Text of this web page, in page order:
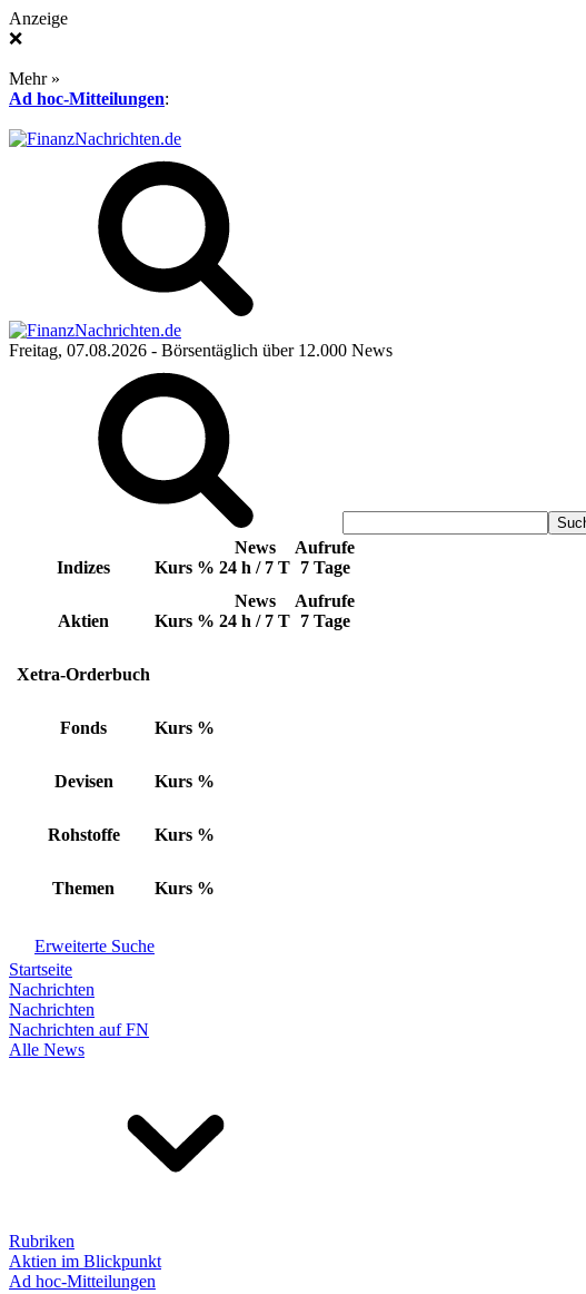
Anzeige
❌
Mehr »
Ad hoc-Mitteilungen:
Freitag, 07.08.2026 - Börsentäglich über 12.000 News
Indizes Kurs %
News
24 h / 7 T
Aufrufe
7 Tage
Aktien Kurs %
News
24 h / 7 T
Aufrufe
7 Tage
Xetra-Orderbuch
Fonds Kurs %
Devisen Kurs %
Rohstoffe Kurs %
Themen Kurs %
Erweiterte Suche
Startseite
Nachrichten
Nachrichten
Nachrichten auf FN
Alle News
Rubriken
Aktien im Blickpunkt
Ad hoc-Mitteilungen